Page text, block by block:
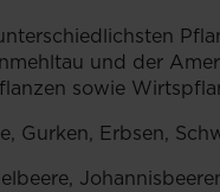
und der
sowie
Gurken, Erbsen,